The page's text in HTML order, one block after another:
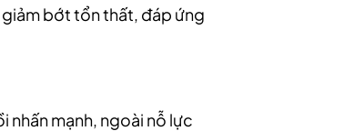
bớt tổn thất, đáp ứng
nhấn mạnh, ngoài nỗ lực